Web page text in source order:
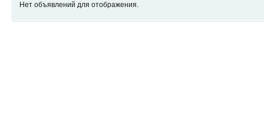
Нет объявлений для отображения.